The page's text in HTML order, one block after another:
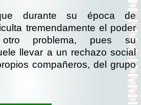
durante su época de
tremendamente el poder
problema, pues su
llevar a un rechazo social
compañeros, del grupo